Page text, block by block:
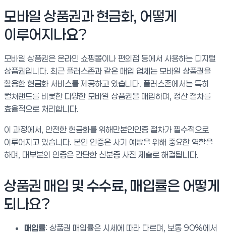
모바일 상품권과 현금화, 어떻게
이루어지나요?
모바일 상품권은 온라인 쇼핑몰이나 편의점 등에서 사용하는 디지털
상품권입니다. 최근 플러스존과 같은 매입 업체는 모바일 상품권을
활용한 현금화 서비스를 제공하고 있습니다. 플러스존에서는 특히
컬쳐랜드를 비롯한 다양한 모바일 상품권을 매입하며, 정산 절차를
효율적으로 처리합니다.
이 과정에서, 안전한 현금화를 위해만본인인증 절차가 필수적으로
이루어지고 있습니다. 본인 인증은 사기 예방을 위해 중요한 역할을
하며, 대부분의 인증은 간단한 신분증 사진 제출로 해결됩니다.
상품권 매입 및 수수료, 매입률은 어떻게
되나요?
매입률: 상품권 매입률은 시세에 따라 다르며, 보통 90%에서